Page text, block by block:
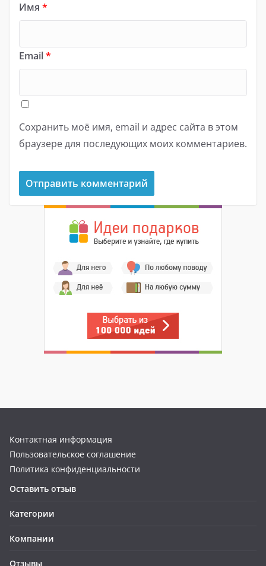
Имя *
Email*
Сохранить моё имя, email и адрес сайта в этом
браузере для последующих моих комментариев.
Контактная информация
Пользовательское соглашение
Политика конфиденциальности
Оставить отзыв
Категории
Компании
Отзывы